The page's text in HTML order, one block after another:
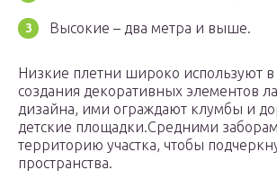
Высокие – два метра и выше.
Низкие плетни широко используют в
создания декоративных элементов
дизайна, ими ограждают клумбы и
детские площадки.Средними
территорию участка, чтобы
пространства.